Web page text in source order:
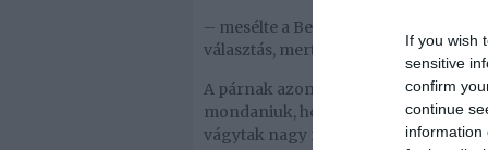
If you wish
sensitive
confirm
continue
information
– mesélte a Best magazinnak Mezei
választás, mert ott még szeptember
A párnak azonban akadt nehézsége
mondaniuk, hogy a nagy napon
vágytak nagy násznépre. Dörmer